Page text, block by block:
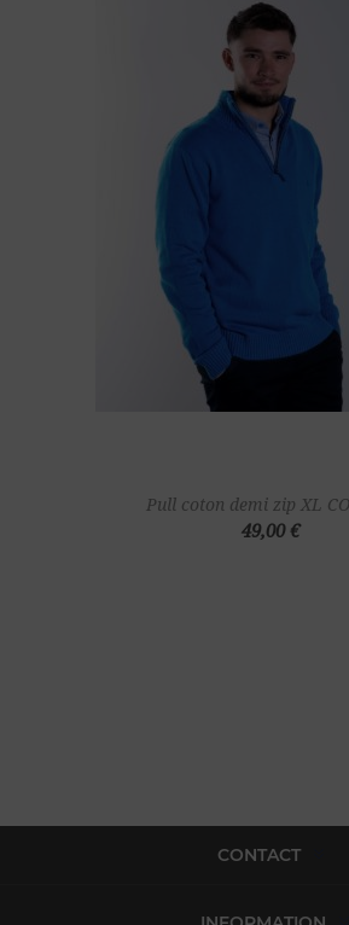
Pull coton demi zip XL
49,00 €
CONTACT